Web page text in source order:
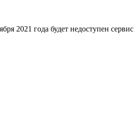
2021 года будет недоступен сервис